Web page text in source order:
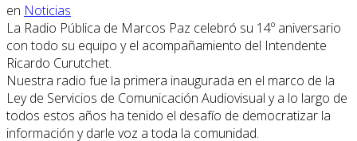
en Noticias
La Radio Pública de Marcos Paz celebró su 14º aniversario
con todo su equipo y el acompañamiento del Intendente
Ricardo Curutchet.
Nuestra radio fue la primera inaugurada en el marco de la
Ley de Servicios de Comunicación Audiovisual y a lo largo de
todos estos años ha tenido el desafío de democratizar la
información y darle voz a toda la comunidad.